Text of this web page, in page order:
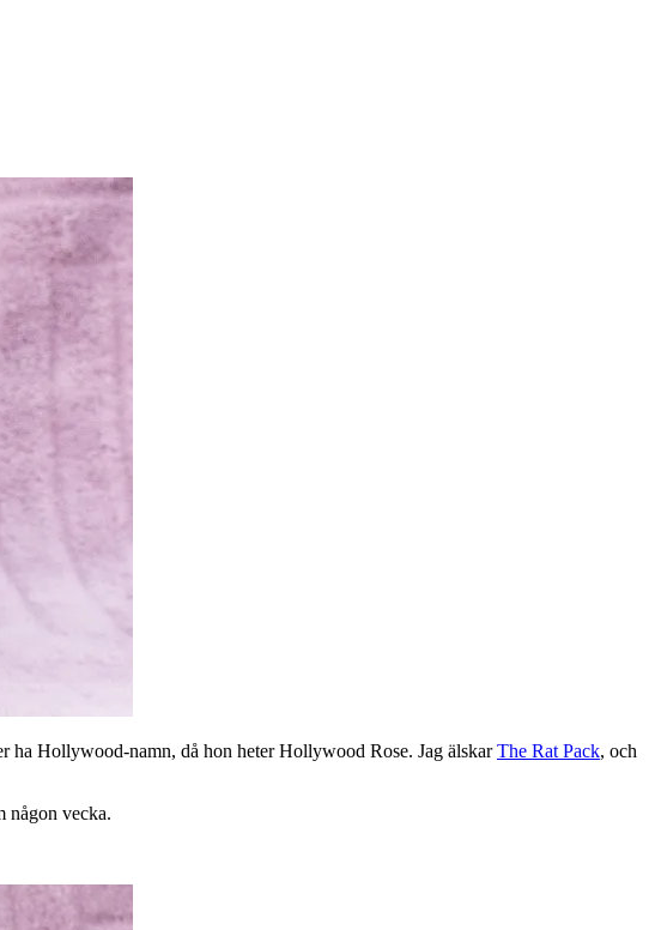
ha Hollywood-namn, då hon heter Hollywood Rose. Jag älskarThe Rat Pack, och
någon vecka.